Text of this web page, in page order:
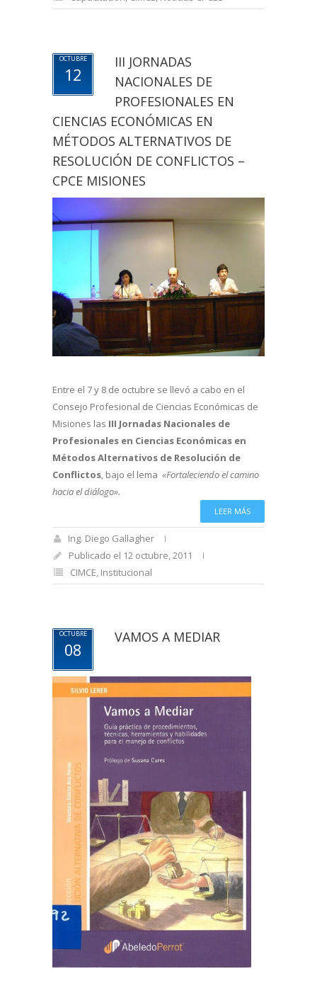
OCTUBRE
12
III JORNADAS
NACIONALES DE
PROFESIONALES EN
CIENCIAS ECONÓMICAS EN
MÉTODOS ALTERNATIVOS DE
RESOLUCIÓN DE CONFLICTOS –
CPCE MISIONES
Entre el 7 y 8 de octubre se llevó a cabo en el
Consejo Profesional de Ciencias Económicas de
Misiones las III Jornadas Nacionales de
Profesionales en Ciencias Económicas en
Métodos Alternativos de Resolución de
Conflictos, bajo el lema «Fortaleciendo el camino
hacia el diálogo».
LEER MÁS
Ing. Diego Gallagher
Publicado el 12 octubre, 2011
CIMCE, Institucional
OCTUBRE
08
VAMOS A MEDIAR